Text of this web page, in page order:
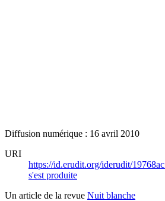
Diffusion numérique : 16 avril 2010
URI
https://id.erudit.org/iderudit/19768ac
s'est produite
Un article de la revue Nuit blanche